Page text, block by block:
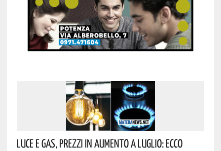
Luce E Gas, Prezzi In Aumento A Luglio: Ecco